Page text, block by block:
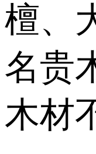
檀、
名贵
木材